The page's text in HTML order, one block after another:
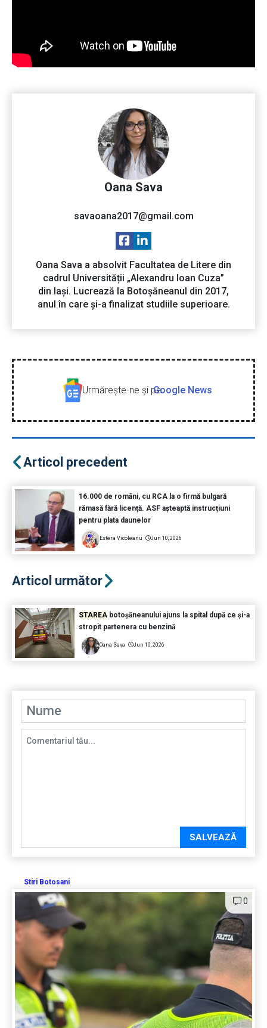
Oana Sava
savaoana2017@gmail.com
Oana Sava a absolvit Facultatea de Litere din
cadrul Universității „Alexandru Ioan Cuza”
din Iași. Lucrează la Botoșăneanul din 2017,
anul în care și-a finalizat studiile superioare.
Urmăreşte-ne şi peGoogle News
Articol precedent
16.000 de români, cu RCA la o firmă bulgară
rămasă fără licență. ASF așteaptă instrucțiuni
pentru plata daunelor
Estera Vicoleanu Jun 10, 2026
Articol următor
STAREAbotoșăneanului ajuns la spital după ce și-a
stropit partenera cu benzină
Oana Sava Jun 10, 2026
SALVEAZĂ
Stiri Botosani
0